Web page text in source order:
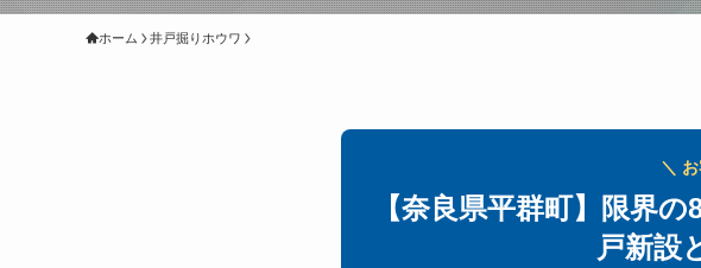
ホーム 井戸掘りホウワ
＼
【奈良県平群町】限界
戸新設